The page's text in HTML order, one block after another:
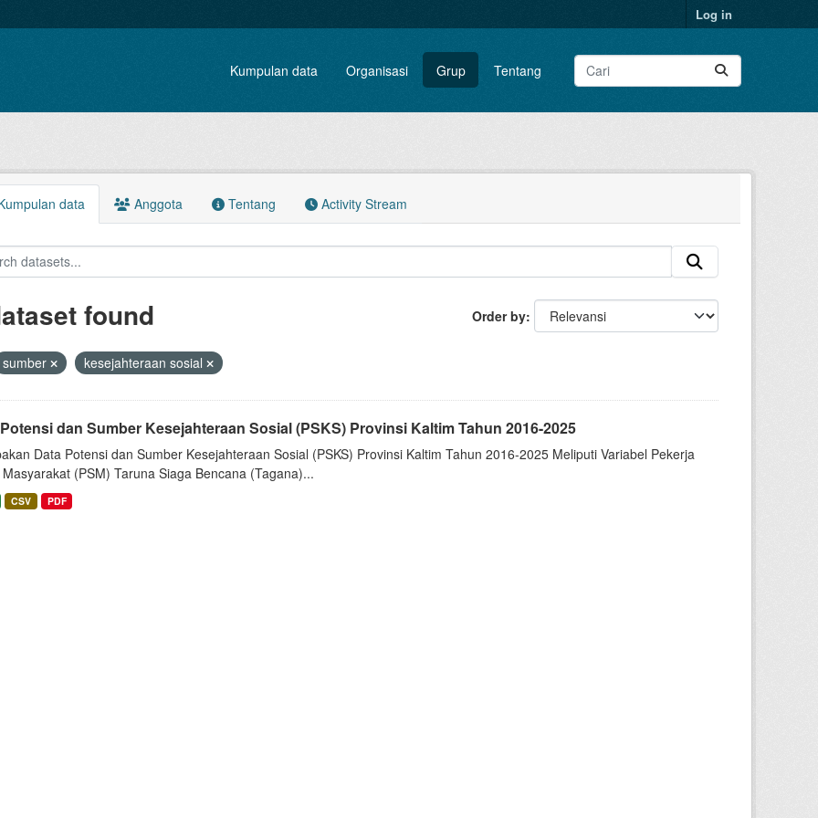
Log in
Kumpulan data Organisasi Grup Tentang
data Anggota Tentang Activity Stream
Order by
found
sumber kesejahteraan sosial
dan Sumber Kesejahteraan Sosial (PSKS) Provinsi Kaltim Tahun 2016-2025
Data Potensi dan Sumber Kesejahteraan Sosial (PSKS) Provinsi Kaltim Tahun 2016-2025 Meliputi Variabel Pekerja
(PSM) Taruna Siaga Bencana (Tagana)...
CSV PDF